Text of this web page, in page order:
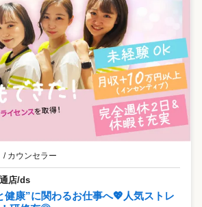
/ カウンセラー
店/ds
健康”に関わるお仕事へ💖人気ストレ